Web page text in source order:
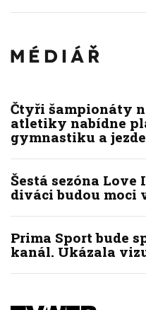
Čtyři šampionáty
atletiky nabídne
gymnastiku a
Šestá sezóna
diváci budou moci
Prima Sport bude
kanál. Ukázala